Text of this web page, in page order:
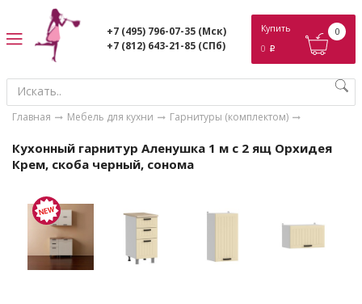
+7 (495) 796-07-35 (Мск)
+7 (812) 643-21-85 (СПб)
Купить
0 p
0
Главная Мебель для кухни Гарнитуры (комплектом)
Кухонный гарнитур Аленушка 1 м с 2 ящ Орхидея
Крем, скоба черный, сонома